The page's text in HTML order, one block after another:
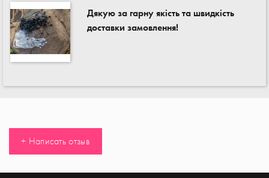
Дякую за гарну якість та швидкість
доставки замовлення!
+ Написать отзыв